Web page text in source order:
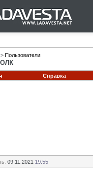
> Пользователи
Справка
09.11.2021 19:55